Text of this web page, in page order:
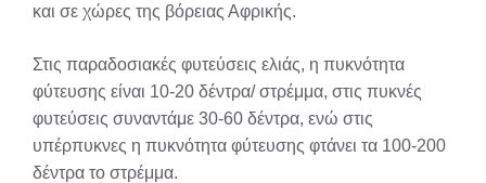
και σε χώρες της βόρειας Αφρικής.
Στις παραδοσιακές φυτεύσεις ελιάς, η πυκνότητα
φύτευσης είναι 10-20 δέντρα/ στρέμμα, στις πυκνές
φυτεύσεις συναντάμε 30-60 δέντρα, ενώ στις
υπέρπυκνες η πυκνότητα φύτευσης φτάνει τα 100-200
δέντρα το στρέμμα.